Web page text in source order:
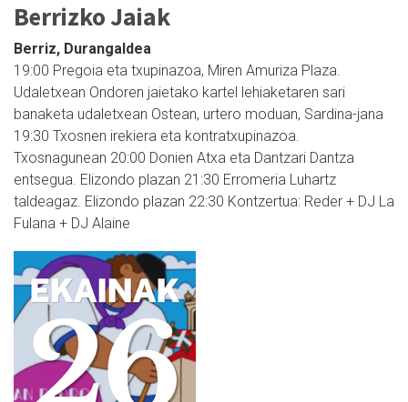
Berrizko Jaiak
Berriz, Durangaldea
19:00 Pregoia eta txupinazoa, Miren Amuriza Plaza.
Udaletxean Ondoren jaietako kartel lehiaketaren sari
banaketa udaletxean Ostean, urtero moduan, Sardina-jana
19:30 Txosnen irekiera eta kontratxupinazoa.
Txosnagunean 20:00 Donien Atxa eta Dantzari Dantza
entsegua. Elizondo plazan 21:30 Erromeria Luhartz
taldeagaz. Elizondo plazan 22:30 Kontzertua: Reder + DJ La
Fulana + DJ Alaine